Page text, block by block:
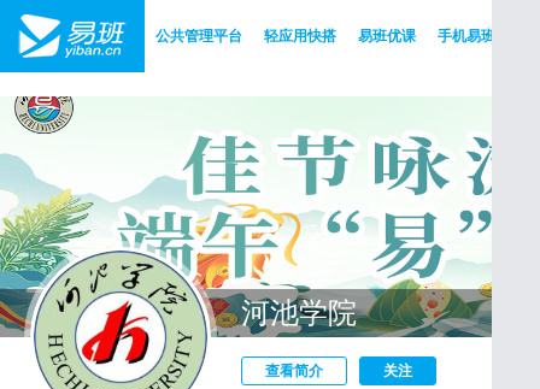
公共管理平台 轻应用快搭 易班优课 手机易班
河池学院
查看简介 关注